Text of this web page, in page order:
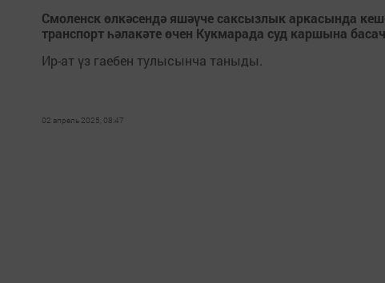
Смоленск өлкәсендә яшәүче саксызлык аркасында
транспорт һәлакәте өчен Кукмарада суд каршына
Ир-ат үз гаебен тулысынча таныды.
02 апрель 2025, 08:47